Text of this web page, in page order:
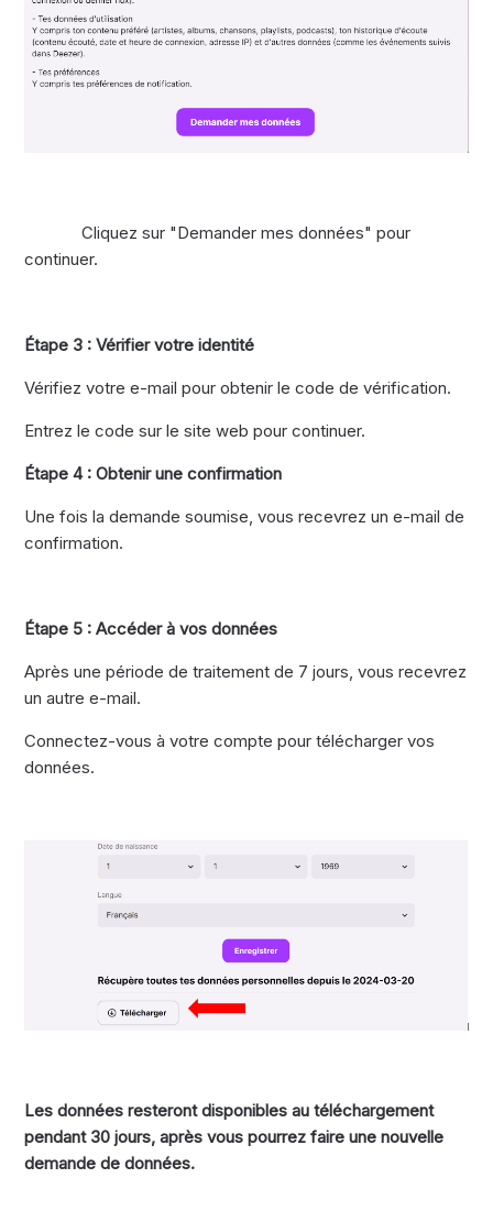
Cliquez sur "Demander mes données" pour
continuer.
Étape 3 : Vérifier votre identité
Vérifiez votre e-mail pour obtenir le code de vérification.
Entrez le code sur le site web pour continuer.
Étape 4 : Obtenir une confirmation
Une fois la demande soumise, vous recevrez un e-mail de
confirmation.
Étape 5 : Accéder à vos données
Après une période de traitement de 7 jours, vous recevrez
un autre e-mail.
Connectez-vous à votre compte pour télécharger vos
données.
Les données resteront disponibles au téléchargement
pendant 30 jours, après vous pourrez faire une nouvelle
demande de données.